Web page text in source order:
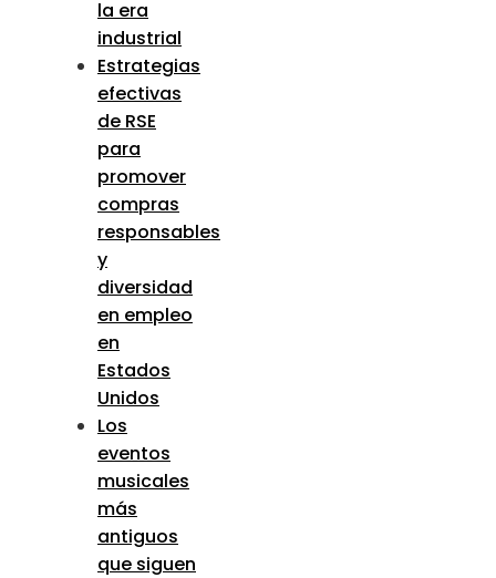
la era
industrial
Estrategias
efectivas
de RSE
para
promover
compras
responsables
y
diversidad
en empleo
en
Estados
Unidos
Los
eventos
musicales
más
antiguos
que siguen